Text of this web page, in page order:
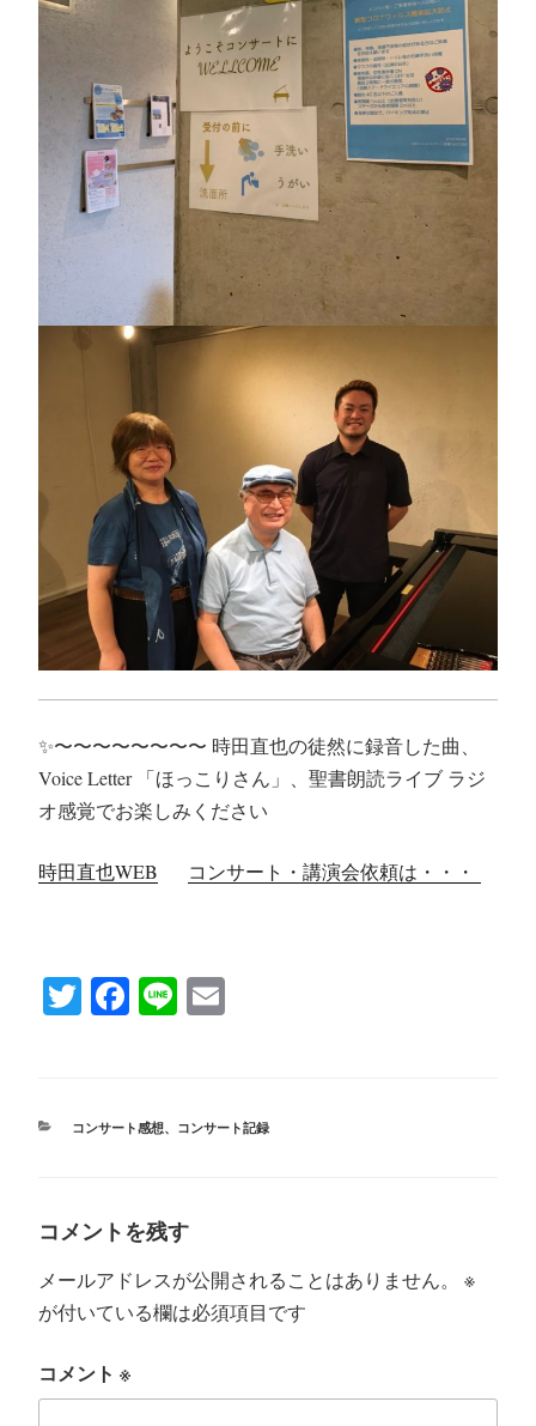
✨〜〜〜〜〜〜〜〜 時田直也の徒然に録音した曲、
Voice Letter 「ほっこりさん」、聖書朗読ライブ ラジ
オ感覚でお楽しみください
時田直也WEB コンサート・講演会依頼は・・・
T
r
Fa
ok
Li
カ
コンサート感想、 コンサート記録
コメントを残す
メールアドレスが公開されることはありません。
※
が付いている欄は必須項目です
コメント ※